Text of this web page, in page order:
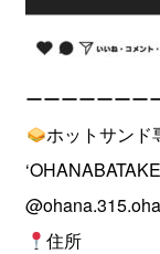
ーーーーーーー
ホットサンド
住所